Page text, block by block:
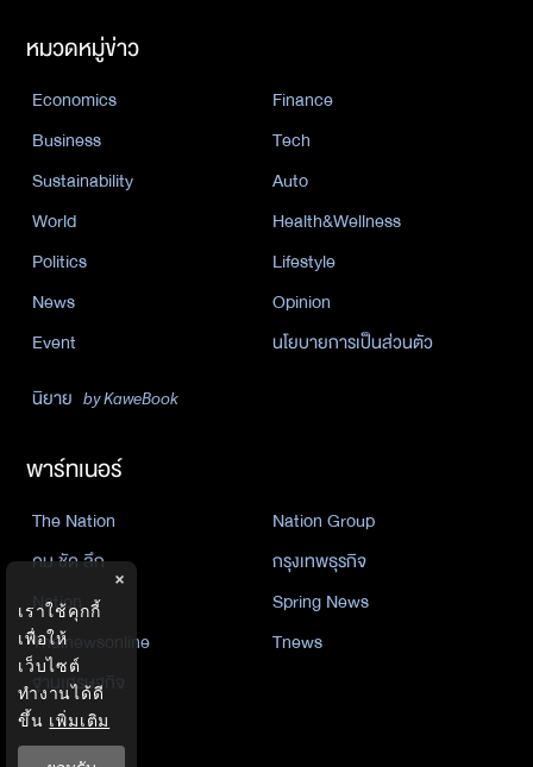
หมวดหมู่ข่าว
Economics
Finance
Business
Tech
Sustainability
Auto
World
Health&Wellness
Politics
Lifestyle
News
Opinion
Event
นโยบายการเป็นส่วนตัว
นิยาย by KaweBook
พาร์ทเนอร์
The Nation
Nation Group
คม ชัด ลึก
กรุงเทพธุรกิจ
Nation
Spring News
Thainewsonline
Tnews
ฐานเศรษฐกิจ
×
เราใช้คุกกี้
เพื่อให้
เว็บไซต์
ทำงานได้ดี
ขึ้น เพิ่มเติม